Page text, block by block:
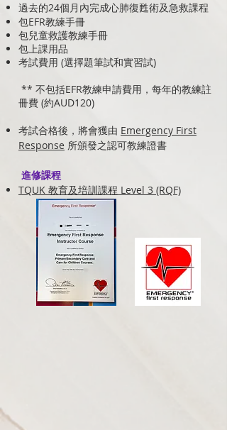
過去的24個月內完成心肺復甦術及急救課程
包EFR教練手冊
包兒童救護教練手冊
包上課用品
​考試費用 (選擇題筆試和實習試)
** 不包括EFR教練申請費用，每年的教練註
冊費 (約AUD120)
考試合格後，將會獲由 Emergency First
Response 所頒發之認可教練證書
進修課程
TQUK 教育及培訓課程 Level 3 (RQF)